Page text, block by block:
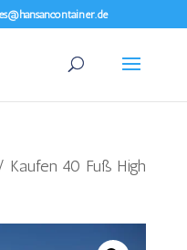
40 Fuß High